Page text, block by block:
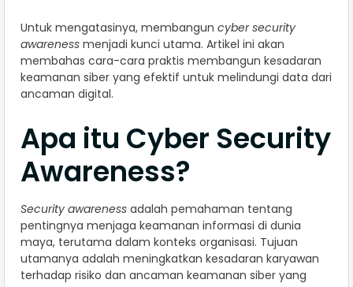
Untuk mengatasinya, membangun cyber security
awareness menjadi kunci utama. Artikel ini akan
membahas cara-cara praktis membangun kesadaran
keamanan siber yang efektif untuk melindungi data dari
ancaman digital.
Apa itu Cyber Security
Awareness?
Security awareness adalah pemahaman tentang
pentingnya menjaga keamanan informasi di dunia
maya, terutama dalam konteks organisasi. Tujuan
utamanya adalah meningkatkan kesadaran karyawan
terhadap risiko dan ancaman keamanan siber yang